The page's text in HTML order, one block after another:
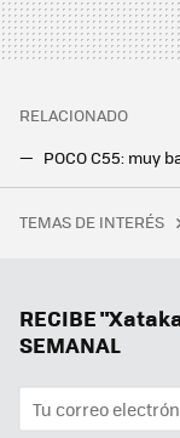
RELACIONADO
TEMAS DE INTERÉS
RECIBE
SEMANAL